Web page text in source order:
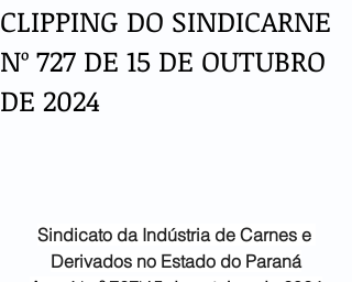
CLIPPING DO SINDICARNE
Nº 727 DE 15 DE OUTUBRO
DE 2024
Sindicato da Indústria de Carnes e
Derivados no Estado do Paraná